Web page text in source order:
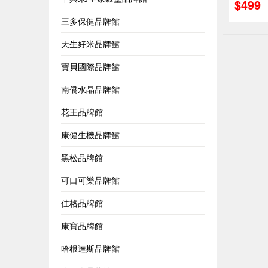
三多保健品牌館
天生好米品牌館
寶貝國際品牌館
南僑水晶品牌館
花王品牌館
康健生機品牌館
黑松品牌館
可口可樂品牌館
佳格品牌館
康寶品牌館
哈根達斯品牌館
$499